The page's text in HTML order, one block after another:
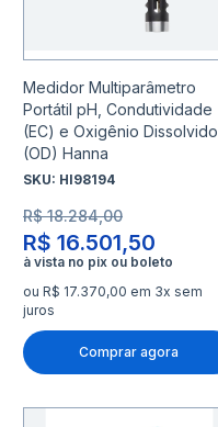
Medidor Multiparâmetro
Portátil pH, Condutividade
(EC) e Oxigênio Dissolvido
(OD) Hanna
SKU: HI98194
R$ 16.501,50
R$ 18.284,00
ou R$ 17.370,00 em 3x sem
juros
Comprar agora